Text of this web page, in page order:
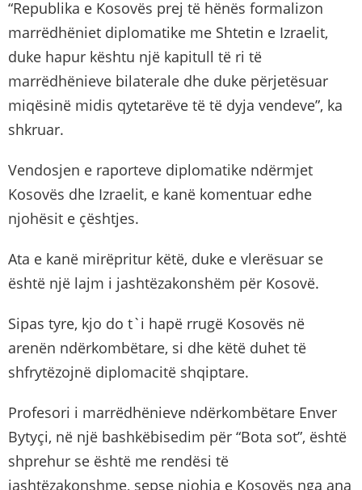
“Republika e Kosovës prej të hënës formalizon
marrëdhëniet diplomatike me Shtetin e Izraelit,
duke hapur kështu një kapitull të ri të
marrëdhënieve bilaterale dhe duke përjetësuar
miqësinë midis qytetarëve të të dyja vendeve”, ka
shkruar.
Vendosjen e raporteve diplomatike ndërmjet
Kosovës dhe Izraelit, e kanë komentuar edhe
njohësit e çështjes.
Ata e kanë mirëpritur këtë, duke e vlerësuar se
është një lajm i jashtëzakonshëm për Kosovë.
Sipas tyre, kjo do t`i hapë rrugë Kosovës në
arenën ndërkombëtare, si dhe këtë duhet të
shfrytëzojnë diplomacitë shqiptare.
Profesori i marrëdhënieve ndërkombëtare Enver
Bytyçi, në një bashkëbisedim për “Bota sot”, është
shprehur se është me rendësi të
jashtëzakonshme, sepse njohja e Kosovës nga ana